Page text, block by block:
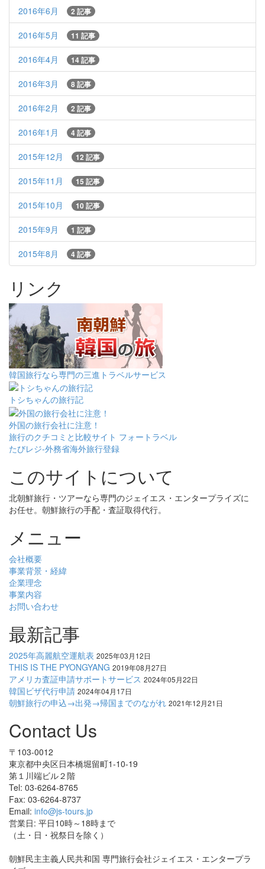
2016年6月 2 記事
2016年5月 11 記事
2016年4月 14 記事
2016年3月 8 記事
2016年2月 2 記事
2016年1月 4 記事
2015年12月 12 記事
2015年11月 15 記事
2015年10月 10 記事
2015年9月 1 記事
2015年8月 4 記事
リンク
韓国旅行なら専門の三進トラベルサービス
トシちゃんの旅行記
外国の旅行会社に注意！
旅行のクチコミと比較サイト フォートラベル
たびレジ-外務省海外旅行登録
このサイトについて
北朝鮮旅行・ツアーなら専門のジェイエス・エンタープライズに
お任せ。朝鮮旅行の手配・査証取得代行。
メニュー
会社概要
事業背景・経緯
企業理念
事業内容
お問い合わせ
最新記事
2025年高麗航空運航表 2025年03月12日
THIS IS THE PYONGYANG 2019年08月27日
アメリカ査証申請サポートサービス 2024年05月22日
韓国ビザ代行申請 2024年04月17日
朝鮮旅行の申込→出発→帰国までのながれ 2021年12月21日
Contact Us
〒103-0012
東京都中央区日本橋堀留町1-10-19
第１川端ビル２階
Tel: 03-6264-8765
Fax: 03-6264-8737
Email: info@js-tours.jp
営業日: 平日10時～18時まで
（土・日・祝祭日を除く）
朝鮮民主主義人民共和国 専門旅行会社ジェイエス・エンタープラ